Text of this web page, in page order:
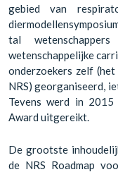
gebied van
tal
wetenschappelijke
onderzoekers zelf
NRS) georganiseerd,
Tevens werd in
Award uitgereikt.
De grootste
de NRS Roadmap